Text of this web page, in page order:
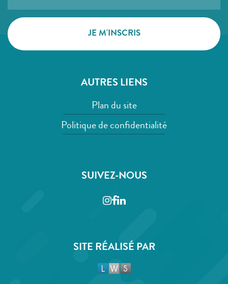
AUTRES LIENS
Plan du site
Politique de confidentialité
SUIVEZ-NOUS
Instagram
Facebook
LinkedIn
SITE RÉALISÉ PAR